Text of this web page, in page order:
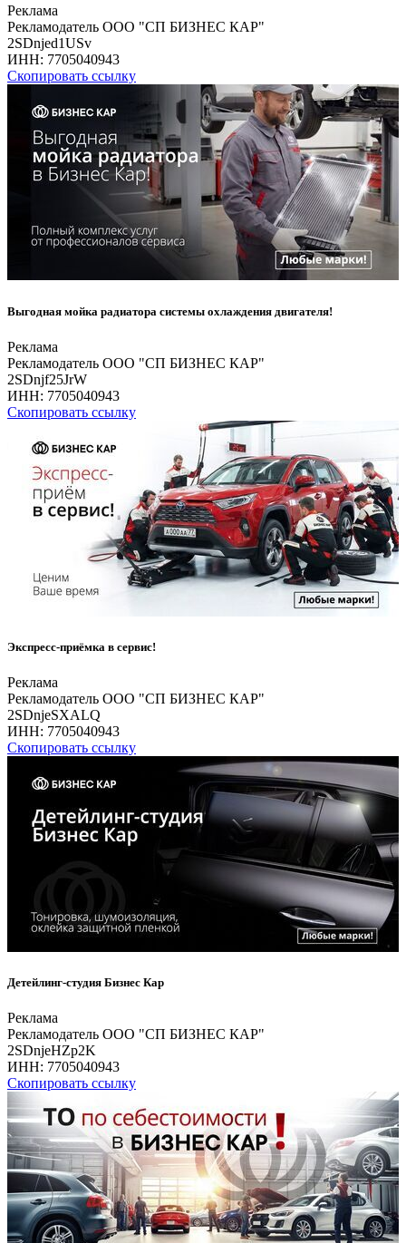
Реклама
Рекламодатель ООО "СП БИЗНЕС КАР"
2SDnjed1USv
ИНН: 7705040943
Скопировать ссылку
Выгодная мойка радиатора системы охлаждения двигателя!
Реклама
Рекламодатель ООО "СП БИЗНЕС КАР"
2SDnjf25JrW
ИНН: 7705040943
Скопировать ссылку
Экспресс-приёмка в сервис!
Реклама
Рекламодатель ООО "СП БИЗНЕС КАР"
2SDnjeSXALQ
ИНН: 7705040943
Скопировать ссылку
Детейлинг-студия Бизнес Кар
Реклама
Рекламодатель ООО "СП БИЗНЕС КАР"
2SDnjeHZp2K
ИНН: 7705040943
Скопировать ссылку